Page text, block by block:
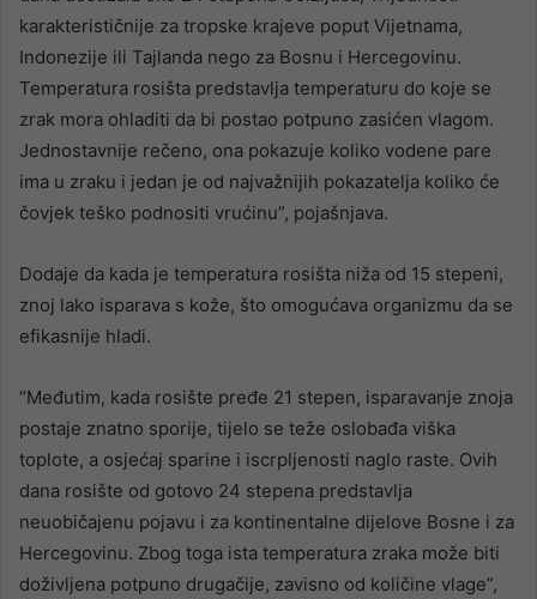
karakterističnije za tropske krajeve poput Vijetnama,
Indonezije ili Tajlanda nego za Bosnu i Hercegovinu.
Temperatura rosišta predstavlja temperaturu do koje se
zrak mora ohladiti da bi postao potpuno zasićen vlagom.
Jednostavnije rečeno, ona pokazuje koliko vodene pare
ima u zraku i jedan je od najvažnijih pokazatelja koliko će
čovjek teško podnositi vrućinu”, pojašnjava.
Dodaje da kada je temperatura rosišta niža od 15 stepeni,
znoj lako isparava s kože, što omogućava organizmu da se
efikasnije hladi.
“Međutim, kada rosište pređe 21 stepen, isparavanje znoja
postaje znatno sporije, tijelo se teže oslobađa viška
toplote, a osjećaj sparine i iscrpljenosti naglo raste. Ovih
dana rosište od gotovo 24 stepena predstavlja
neuobičajenu pojavu i za kontinentalne dijelove Bosne i za
Hercegovinu. Zbog toga ista temperatura zraka može biti
doživljena potpuno drugačije, zavisno od količine vlage”,